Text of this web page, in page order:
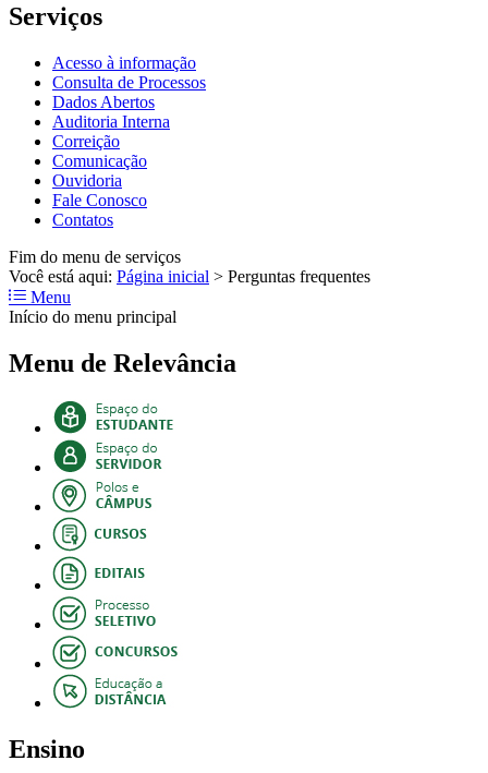
Serviços
Acesso à informação
Consulta de Processos
Dados Abertos
Auditoria Interna
Correição
Comunicação
Ouvidoria
Fale Conosco
Contatos
Fim do menu de serviços
Você está aqui: Página inicial > Perguntas frequentes
Menu
Início do menu principal
Menu de Relevância
Ensino